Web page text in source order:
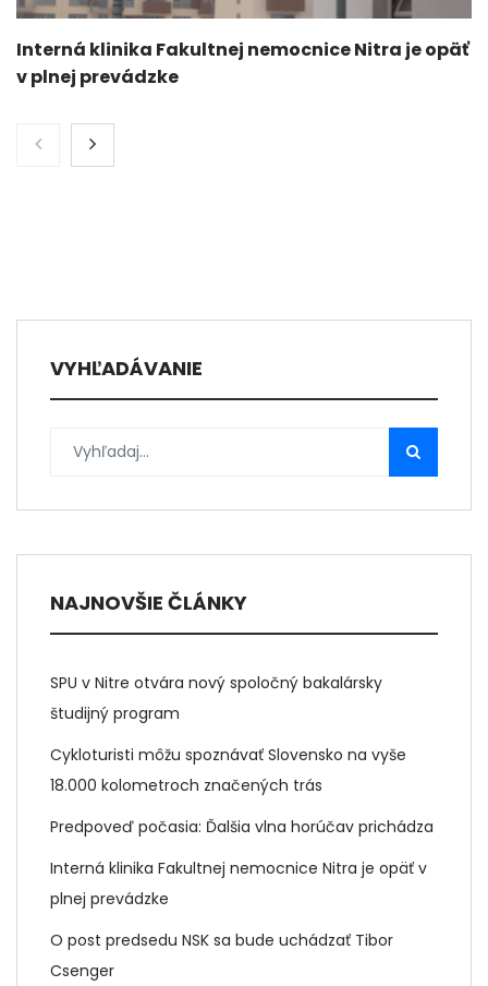
Interná klinika Fakultnej nemocnice Nitra je opäť
v plnej prevádzke
VYHĽADÁVANIE
NAJNOVŠIE ČLÁNKY
SPU v Nitre otvára nový spoločný bakalársky
študijný program
Cykloturisti môžu spoznávať Slovensko na vyše
18.000 kolometroch značených trás
Predpoveď počasia: Ďalšia vlna horúčav prichádza
Interná klinika Fakultnej nemocnice Nitra je opäť v
plnej prevádzke
O post predsedu NSK sa bude uchádzať Tibor
Csenger